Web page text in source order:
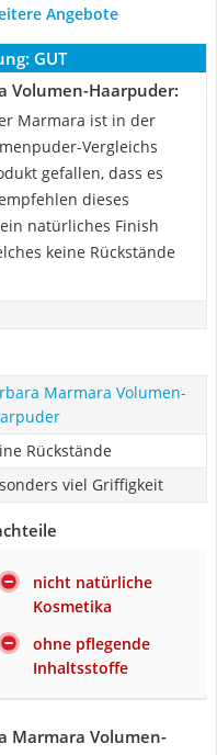
Angebote
GUT
Volumen-Haarpuder:
Marmara ist in der
Vergleichs
gefallen, dass es
dieses
natürliches Finish
keine Rückstände
Marmara Volumen-
Rückstände
viel Griffigkeit
nicht natürliche
Kosmetika
ohne pflegende
Inhaltsstoffe
Marmara Volumen-